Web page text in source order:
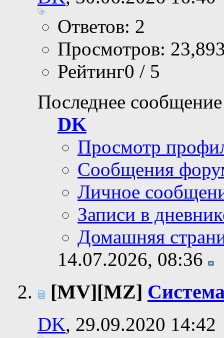
Ответов: 2
Просмотров:
Рейтинг0 / 5
Последнее
DK
Просмотр
Сообщения
Личное
Записи в
Домашняя
14.07.2026, 08:36
[MV][MZ]
DK, 29.09.2020 14:42